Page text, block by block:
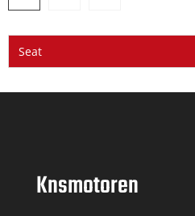
Seat
Knsmotoren